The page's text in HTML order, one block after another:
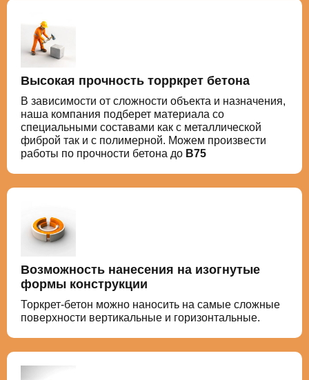
Высокая прочность торркрет бетона
В зависимости от сложности объекта и назначения,
наша компания подберет материала со
специальными составами как с металлической
фиброй так и с полимерной. Можем произвести
работы по прочности бетона до В75
Возможность нанесения на изогнутые
формы конструкции
Торкрет-бетон можно наносить на самые сложные
поверхности вертикальные и горизонтальные.